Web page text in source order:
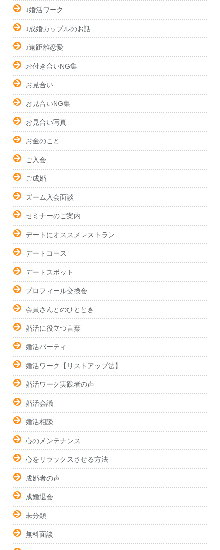
♪婚活ワーク
♪成婚カップルのお話
♪遠距離恋愛
お付き合いNG集
お見合い
お見合いNG集
お見合い写真
お金のこと
ご入会
ご成婚
ズーム入会面談
セミナーのご案内
デートにオススメレストラン
デートコース
デートスポット
プロフィール交換会
会員さんとのひととき
婚活に役立つ言葉
婚活パーティ
婚活ワーク【リストアップ法】
婚活ワーク実践者の声
婚活会議
婚活相談
心のメンテナンス
心をリラックスさせる方法
成婚者の声
成婚退会
未分類
無料面談